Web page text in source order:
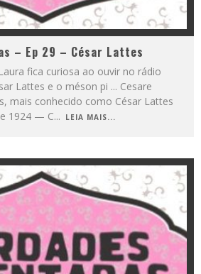
– Ep 29 – César Lattes
fica curiosa ao ouvir no rádio
Lattes e o méson pi ... Cesare
mais conhecido como César Lattes
1924 — C... LEIA MAIS...